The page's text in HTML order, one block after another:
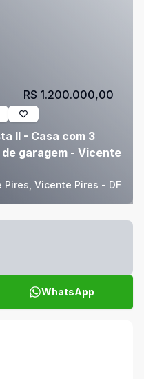
II - Casa com 3
garagem - Vicente
Vicente Pires - DF
R$ 1.200.000,00
WhatsApp